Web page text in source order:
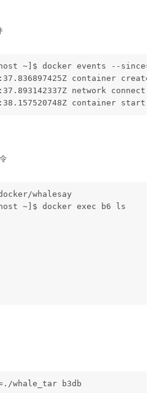
host ~]$ docker events --
container create
network connect
container start
whalesay
host ~]$ docker exec b6 ls
whale_tar b3db